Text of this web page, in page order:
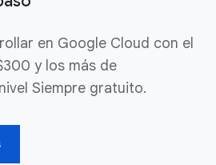
en Google Cloud con el
y los más de
Siempre gratuito.